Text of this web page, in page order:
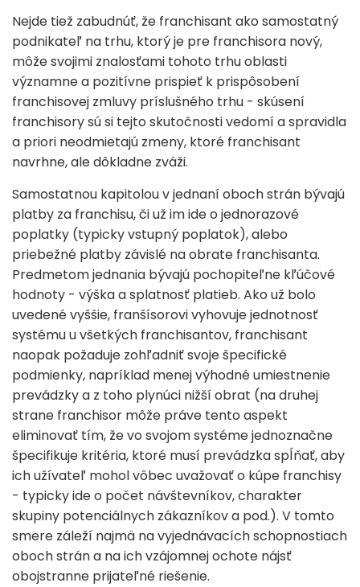
Nejde tiež zabudnúť, že franchisant ako samostatný
podnikateľ na trhu, ktorý je pre franchisora nový,
môže svojimi znalosťami tohoto trhu oblasti
významne a pozitívne prispieť k prispôsobení
franchisovej zmluvy príslušného trhu - skúsení
franchisory sú si tejto skutočnosti vedomí a spravidla
a priori neodmietajú zmeny, ktoré franchisant
navrhne, ale dôkladne zváži.
Samostatnou kapitolou v jednaní oboch strán bývajú
platby za franchisu, či už im ide o jednorazové
poplatky (typicky vstupný poplatok), alebo
priebežné platby závislé na obrate franchisanta.
Predmetom jednania bývajú pochopiteľne kľúčové
hodnoty - výška a splatnosť platieb. Ako už bolo
uvedené vyššie, franšísorovi vyhovuje jednotnosť
systému u všetkých franchisantov, franchisant
naopak požaduje zohľadniť svoje špecifické
podmienky, napríklad menej výhodné umiestnenie
prevádzky a z toho plynúci nižší obrat (na druhej
strane franchisor môže práve tento aspekt
eliminovať tím, že vo svojom systéme jednoznačne
špecifikuje kritéria, ktoré musí prevádzka spĺňať, aby
ich užívateľ mohol vôbec uvažovať o kúpe franchisy
- typicky ide o počet návštevníkov, charakter
skupiny potenciálnych zákazníkov a pod.). V tomto
smere záleží najmä na vyjednávacích schopnostiach
oboch strán a na ich vzájomnej ochote nájsť
obojstranne prijateľné riešenie.